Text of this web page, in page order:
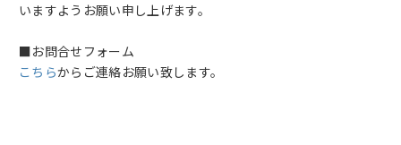
いますようお願い申し上げます。
■お問合せフォーム
こちらからご連絡お願い致します。